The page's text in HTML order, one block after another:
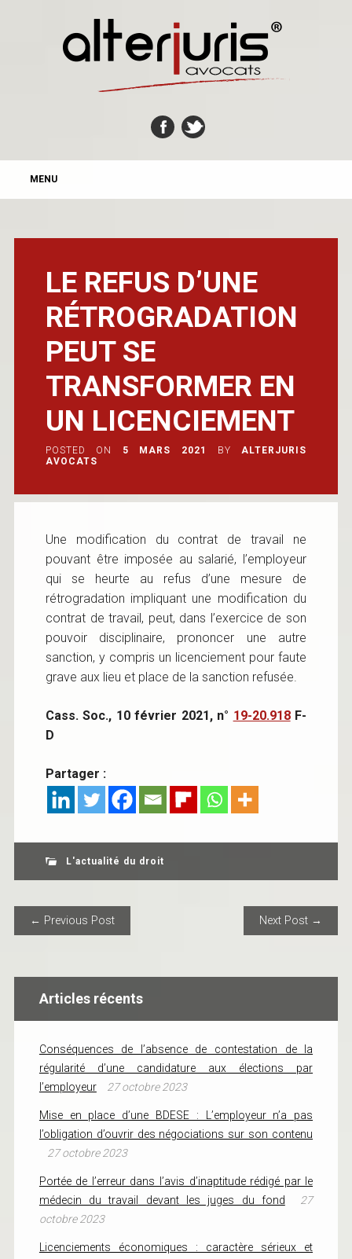
MAIN MENU
MENU
LE REFUS D’UNE
RÉTROGRADATION
PEUT SE
TRANSFORMER EN
UN LICENCIEMENT
POSTED ON 5 MARS 2021 BY
ALTERJURIS
AVOCATS
Une modification du contrat de travail ne
pouvant être imposée au salarié, l’employeur
qui se heurte au refus d’une mesure de
rétrogradation impliquant une modification du
contrat de travail, peut, dans l’exercice de son
pouvoir disciplinaire, prononcer une autre
sanction, y compris un licenciement pour faute
grave aux lieu et place de la sanction refusée.
Cass. Soc., 10 février 2021, n° 19-20.918F-
D
Partager :
L'actualité du droit
POST NAVIGATION
← Previous Post Next Post →
Articles récents
Conséquences de l’absence de contestation de la
régularité d’une candidature aux élections par
l’employeur
27 octobre 2023
Mise en place d’une BDESE : L’employeur n’a pas
l’obligation d’ouvrir des négociations sur son contenu
27 octobre 2023
Portée de l’erreur dans l’avis d’inaptitude rédigé par le
médecin du travail devant les juges du fond
27
octobre 2023
Licenciements économiques : caractère sérieux et